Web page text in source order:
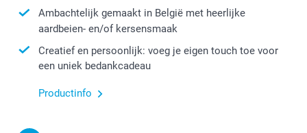
Ambachtelijk gemaakt in België met heerlijke
aardbeien- en/of kersensmaak
Creatief en persoonlijk: voeg je eigen touch toe voor
een uniek bedankcadeau
Productinfo